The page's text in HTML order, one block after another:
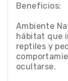
Beneficios:
Ambiente
hábitat que
reptiles y
ocultarse.